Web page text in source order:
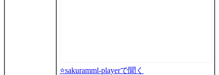
⭐sakuramml-playerで聞く